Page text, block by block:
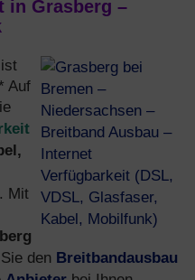
in Grasberg –
ist
Auf
Mit
den Breitbandausbau